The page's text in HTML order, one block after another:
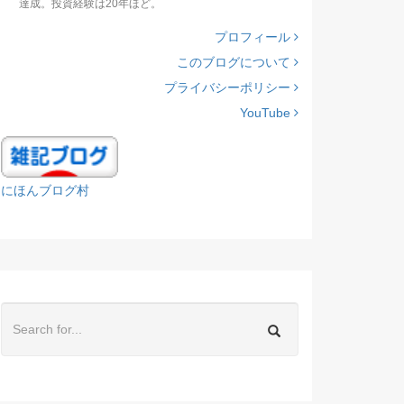
達成。投資経験は20年ほど。
プロフィール
このブログについて
プライバシーポリシー
YouTube
にほんブログ村